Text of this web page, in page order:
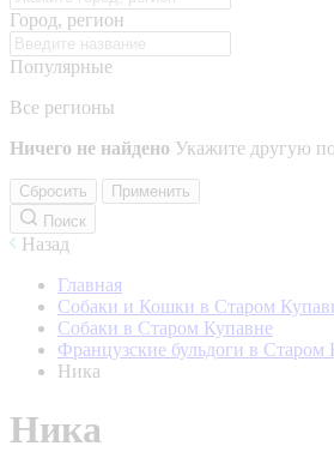
Город, регион
Популярные
Все регионы
Ничего не найдено Укажите другую
Сбросить
Применить
Поиск
Назад
Главная
Собаки и Кошки в Старом
Собаки в Старом Купавне
Французские бульдоги в Старом
Ника
Ника